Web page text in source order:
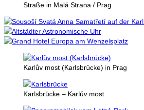
Straße in Malá Strana / Prag
Karlův most (Karlsbrücke) in Prag
Karlsbrücke – Karlův most